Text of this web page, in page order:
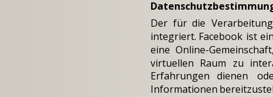
Der für die Verarbeitung
integriert. Facebook ist
eine Online-
virtuellen Raum zu
Erfahrungen dienen
Informationen